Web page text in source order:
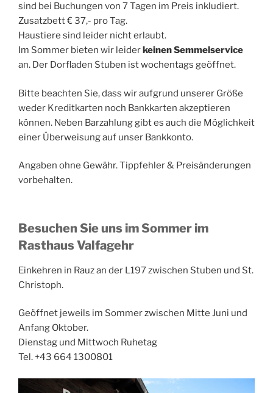
sind bei Buchungen von 7 Tagen im Preis inkludiert.
Zusatzbett € 37,- pro Tag.
Haustiere sind leider nicht erlaubt.
Im Sommer bieten wir leiderkeinen Semmelservice
an. Der Dorfladen Stuben ist wochentags geöffnet.
Bitte beachten Sie, dass wir aufgrund unserer Größe
weder Kreditkarten noch Bankkarten akzeptieren
können. Neben Barzahlung gibt es auch die Möglichkeit
einer Überweisung auf unser Bankkonto.
Angaben ohne Gewähr. Tippfehler & Preisänderungen
vorbehalten.
Besuchen Sie uns im Sommer im
Rasthaus Valfagehr
Einkehren in Rauz an der L197 zwischen Stuben und St.
Christoph.
Geöffnet jeweils im Sommer zwischen Mitte Juni und
Anfang Oktober.
Dienstag und Mittwoch Ruhetag
Tel. +43 664 1300801